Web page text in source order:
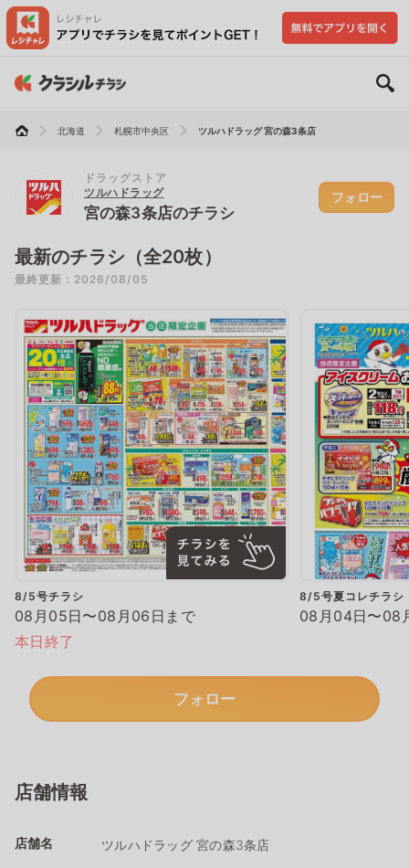
北海道 札幌市中央区 ツルハドラッグ 宮の森3条店
ドラッグストア
ツルハドラッグ
宮の森3条店のチラシ
フォロー
最新のチラシ（全20枚）
最終更新：2026/08/05
8/5号チラシ
08月05日〜08月06日まで
本日終了
8/5号夏コレチラシ
08月04日〜08
フォロー
店舗情報
店舗名 ツルハドラッグ 宮の森3条店